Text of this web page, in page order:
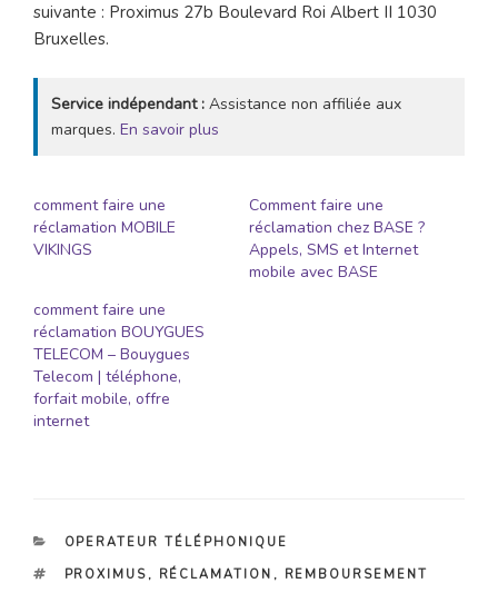
suivante : Proximus 27b Boulevard Roi Albert II 1030
Bruxelles.
Service indépendant : Assistance non affiliée aux
marques. En savoir plus
comment faire une
réclamation MOBILE
VIKINGS
Comment faire une
réclamation chez BASE ?
Appels, SMS et Internet
mobile avec BASE
comment faire une
réclamation BOUYGUES
TELECOM – Bouygues
Telecom | téléphone,
forfait mobile, offre
internet
CATÉGORIES
OPERATEUR TÉLÉPHONIQUE
ÉTIQUETTES
PROXIMUS , RÉCLAMATION , REMBOURSEMENT